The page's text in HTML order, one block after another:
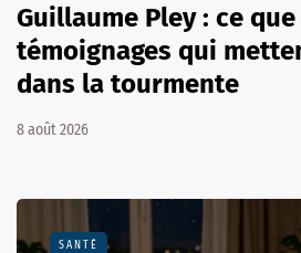
Guillaume Pley : ce
témoignages qui
dans la tourmente
8 août 2026
SANTÉ